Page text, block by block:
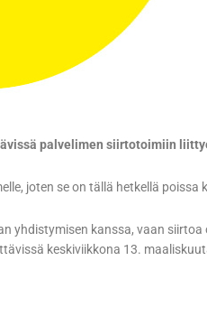
palvelimen siirtotoimiin
joten se on tällä hetkellä poissa
yhdistymisen kanssa, vaan
keskiviikkona 13.